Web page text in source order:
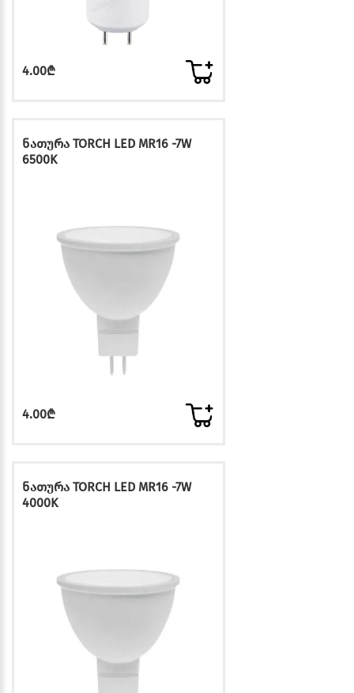
4.00₾
ნათურა TORCH LED MR16 -7W
6500K
4.00₾
ნათურა TORCH LED MR16 -7W
4000K